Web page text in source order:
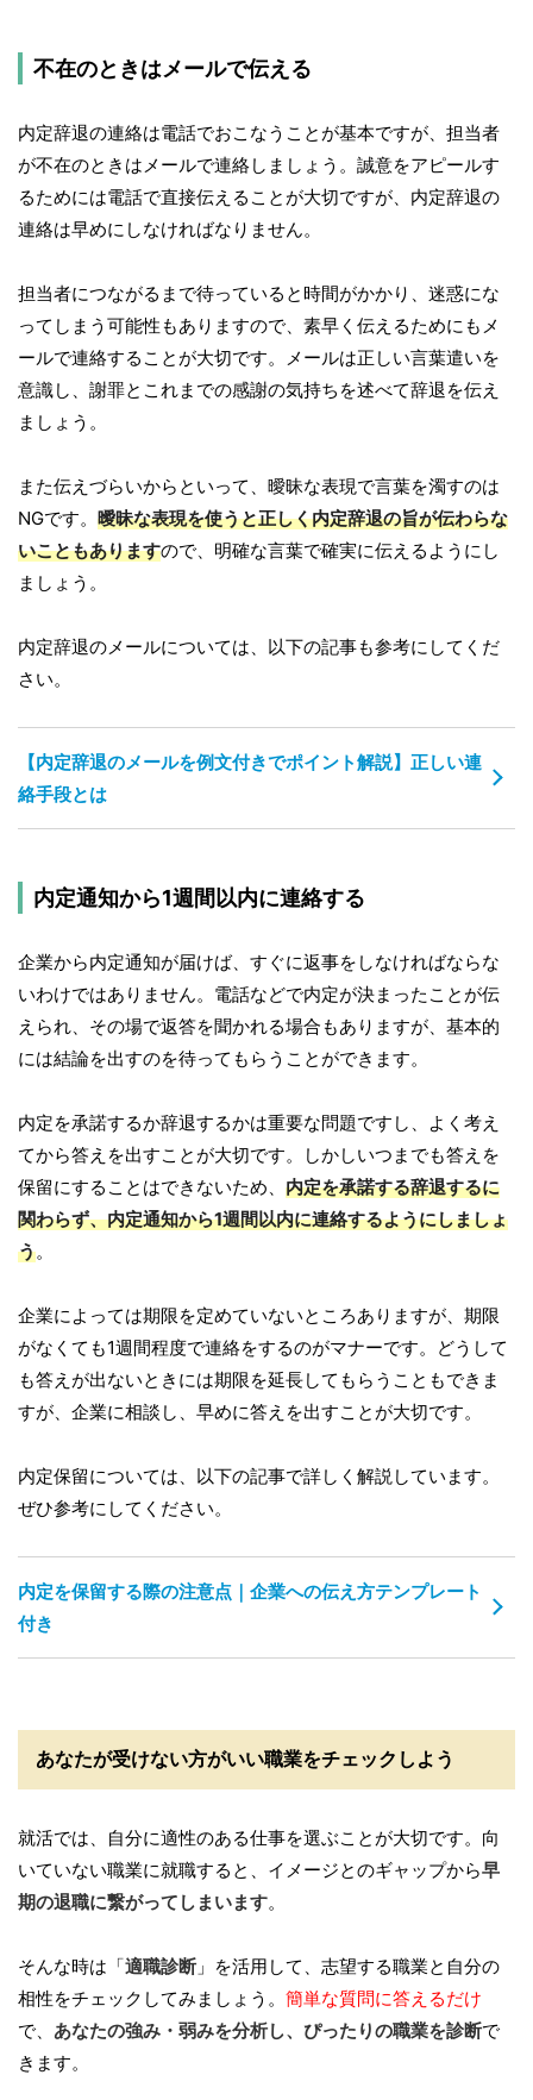
不在のときはメールで伝える
内定辞退の連絡は電話でおこなうことが基本ですが、担当者
が不在のときはメールで連絡しましょう。誠意をアピールす
るためには電話で直接伝えることが大切ですが、内定辞退の
連絡は早めにしなければなりません。
担当者につながるまで待っていると時間がかかり、迷惑にな
ってしまう可能性もありますので、素早く伝えるためにもメ
ールで連絡することが大切です。メールは正しい言葉遣いを
意識し、謝罪とこれまでの感謝の気持ちを述べて辞退を伝え
ましょう。
また伝えづらいからといって、曖昧な表現で言葉を濁すのは
NGです。 曖昧な表現を使うと正しく内定辞退の旨が伝わらな
いこともありますので、明確な言葉で確実に伝えるようにし
ましょう。
内定辞退のメールについては、以下の記事も参考にしてくだ
さい。
【内定辞退のメールを例文付きでポイント解説】正しい連
絡手段とは
内定通知から1週間以内に連絡する
企業から内定通知が届けば、すぐに返事をしなければならな
いわけではありません。電話などで内定が決まったことが伝
えられ、その場で返答を聞かれる場合もありますが、基本的
には結論を出すのを待ってもらうことができます。
内定を承諾するか辞退するかは重要な問題ですし、よく考え
てから答えを出すことが大切です。しかしいつまでも答えを
保留にすることはできないため、 内定を承諾する辞退するに
関わらず、内定通知から1週間以内に連絡するようにしましょ
う。
企業によっては期限を定めていないところありますが、期限
がなくても1週間程度で連絡をするのがマナーです。どうして
も答えが出ないときには期限を延長してもらうこともできま
すが、企業に相談し、早めに答えを出すことが大切です。
内定保留については、以下の記事で詳しく解説しています。
ぜひ参考にしてください。
内定を保留する際の注意点｜企業への伝え方テンプレート
付き
あなたが受けない方がいい職業をチェックしよう
就活では、自分に適性のある仕事を選ぶことが大切です。向
いていない職業に就職すると、イメージとのギャップから早
期の退職に繋がってしまいます。
そんな時は「適職診断」を活用して、志望する職業と自分の
相性をチェックしてみましょう。 簡単な質問に答えるだけ
で、 あなたの強み・弱みを分析し、ぴったりの職業を診断で
きます。